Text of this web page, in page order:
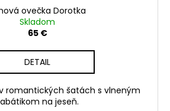
ovečka Dorotka
Skladom
65 €
DETAIL
romantických šatách s vlneným
na jeseň.